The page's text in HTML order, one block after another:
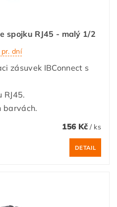
spojku RJ45 - malý 1/2
dní
zásuvek IBConnect s
RJ45.
barvách.
156 Kč / ks
DETAIL